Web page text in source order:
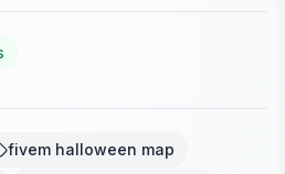
fivem halloween map